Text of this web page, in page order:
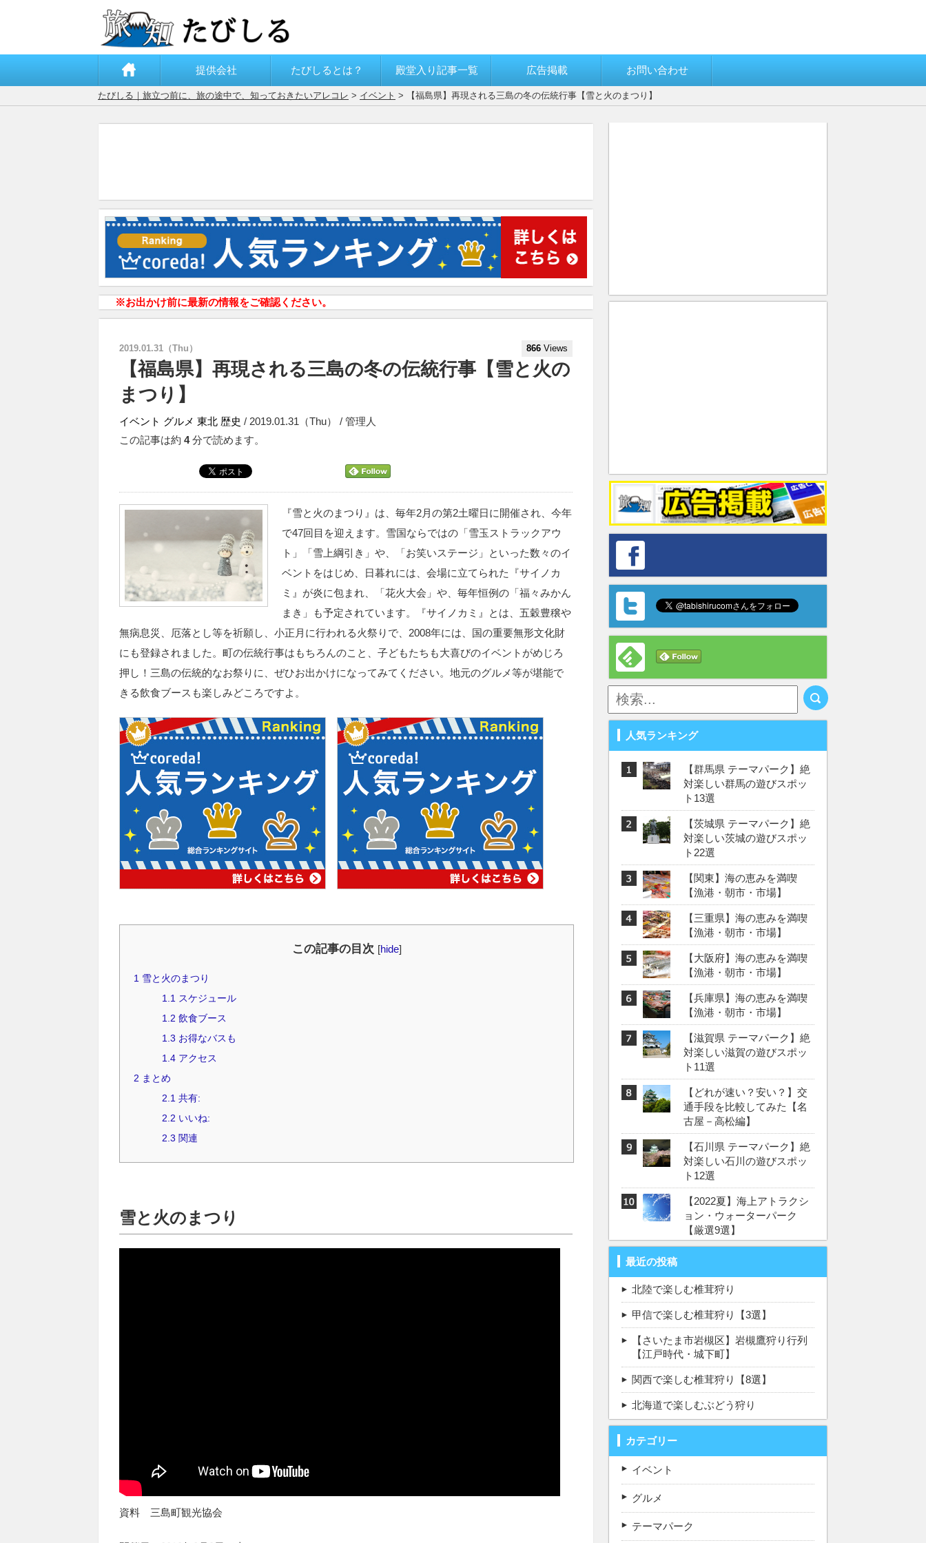
提供会社 たびしるとは？ 殿堂入り記事一覧 広告掲載 お問い合わせ
たびしる｜旅立つ前に、旅の途中で、知っておきたいアレコレ > イベント > 【福島県】再現される三島の冬の伝統行事【雪と火のまつり】
※お出かけ前に最新の情報をご確認ください。
2019.01.31（Thu） 866 Views
【福島県】再現される三島の冬の伝統行事【雪と火の
まつり】
イベント グルメ 東北 歴史 / 2019.01.31（Thu） / 管理人
この記事は約 4分で読めます。
『雪と火のまつり』は、毎年2月の第2土曜日に開催され、今年
で47回目を迎えます。雪国ならではの「雪玉ストラックアウ
ト」「雪上綱引き」や、「お笑いステージ」といった数々のイ
ベントをはじめ、日暮れには、会場に立てられた『サイノカ
ミ』が炎に包まれ、「花火大会」や、毎年恒例の「福々みかん
まき」も予定されています。『サイノカミ』とは、五穀豊穣や
無病息災、厄落とし等を祈願し、小正月に行われる火祭りで、2008年には、国の重要無形文化財
にも登録されました。町の伝統行事はもちろんのこと、子どもたちも大喜びのイベントがめじろ
押し！三島の伝統的なお祭りに、ぜひお出かけになってみてください。地元のグルメ等が堪能で
きる飲食ブースも楽しみどころですよ。
この記事の目次 [hide]
1 雪と火のまつり
1.1 スケジュール
1.2 飲食ブース
1.3 お得なバスも
1.4 アクセス
2 まとめ
2.1 共有:
2.2 いいね:
2.3 関連
雪と火のまつり
資料 三島町観光協会
人気ランキング
【群馬県 テーマパーク】絶
対楽しい群馬の遊びスポッ
ト13選
【茨城県 テーマパーク】絶
対楽しい茨城の遊びスポッ
ト22選
【関東】海の恵みを満喫
【漁港・朝市・市場】
【三重県】海の恵みを満喫
【漁港・朝市・市場】
【大阪府】海の恵みを満喫
【漁港・朝市・市場】
【兵庫県】海の恵みを満喫
【漁港・朝市・市場】
【滋賀県 テーマパーク】絶
対楽しい滋賀の遊びスポッ
ト11選
【どれが速い？安い？】交
通手段を比較してみた【名
古屋－高松編】
【石川県 テーマパーク】絶
対楽しい石川の遊びスポッ
ト12選
【2022夏】海上アトラクシ
ョン・ウォーターパーク
【厳選9選】
最近の投稿
北陸で楽しむ椎茸狩り
甲信で楽しむ椎茸狩り【3選】
【さいたま市岩槻区】岩槻鷹狩り行列
【江戸時代・城下町】
関西で楽しむ椎茸狩り【8選】
北海道で楽しむぶどう狩り
カテゴリー
イベント
グルメ
テーマパーク